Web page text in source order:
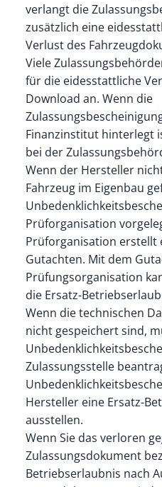
verlangt die
zusätzlich eine
Verlust des
Viele
für die eidesstattliche
Download an. Wenn die
Finanzinstitut hinterlegt
bei der
Wenn der Hersteller
Fahrzeug im Eigenbau
Prüforganisation
Prüforganisation erstellt
Gutachten. Mit dem
Prüfungsorganisation
die Ersatz-
Wenn die technischen
nicht gespeichert sind,
Zulassungsstelle
Hersteller eine Ersatz-
ausstellen.
Wenn Sie das verloren
Zulassungsdokument
Betriebserlaubnis nach